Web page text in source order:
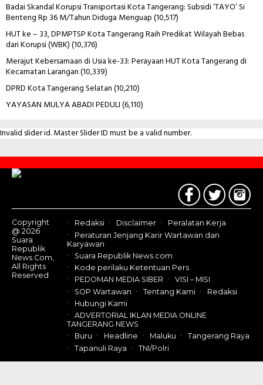
Badai Skandal Korupsi Transportasi Kota Tangerang: Subsidi ‘TAYO’ Si
Benteng Rp 36 M/Tahun Diduga Menguap(10,517)
HUT ke – 33, DPMPTSP Kota Tangerang Raih Predikat Wilayah Bebas
dari Korupsi (WBK)(10,376)
Merajut Kebersamaan di Usia ke-33: Perayaan HUT Kota Tangerang di
Kecamatan Larangan(10,339)
DPRD Kota Tangerang Selatan(10,210)
YAYASAN MULYA ABADI PEDULI(6,110)
Invalid slider id. Master Slider ID must be a valid number.
Contact
Us
Copyright
@ 2026
Suara
Republik
News.Com,
All Rights
Reserved
Redaksi Disclaimer
Peralatan Kerja
Peraturan Jenjang Karir Wartawan dan
Karyawan
Suara Republik News.com
Kode perilaku Ketentuan Pers
PEDOMAN MEDIA SIBER
VISI – MISI
SOP Wartawan
Tentang Kami
Redaksi
Hubungi Kami
ADVERTORIAL IKLAN MEDIA ONLINE
TANGERANG NEWS
Buru
Headline Maluku
Tangerang Raya
Tapanuli Raya
TNI/Polri